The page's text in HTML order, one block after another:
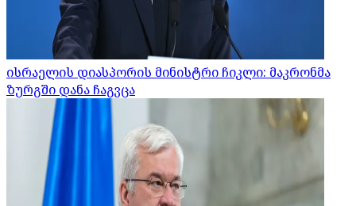
ისრაელის დიასპორის მინისტრი ჩიკლი: მაკრონმა
ზურგში დანა ჩაგვცა